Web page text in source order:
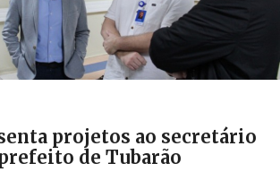
projetos ao secretário
de Tubarão